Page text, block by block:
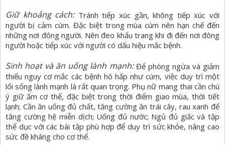
Giữ khoảng cách: Tránh tiếp xúc gần, không tiếp xúc với
người bị cảm cúm. Đặc biệt trong mùa cúm nên hạn chế đến
những nơi đông người. Nên đeo khẩu trang khi đi đến nơi đông
người hoặc tiếp xúc với người có dấu hiệu mắc bệnh.
Sinh hoạt và ăn uống lành mạnh: Để phòng ngừa và giảm
thiểu nguy cơ mắc các bệnh hô hấp như cúm, việc duy trì một
lối sống lành mạnh là rất quan trọng. Phụ nữ mang thai cần chú
ý giữ ấm cơ thể, đặc biệt trong thời điểm giao mùa, thời tiết
lạnh; Cần ăn uống đủ chất, tăng cường ăn trái cây, rau xanh để
tăng cường hệ miễn dịch; Uống đủ nước; Ngủ đủ giấc và tập
thể dục với các bài tập phù hợp để duy trì sức khỏe, nâng cao
sức đề kháng cho cơ thể.